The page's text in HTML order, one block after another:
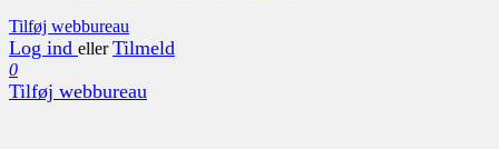
Tilføj webbureau
Log ind eller Tilmeld
0
Tilføj webbureau